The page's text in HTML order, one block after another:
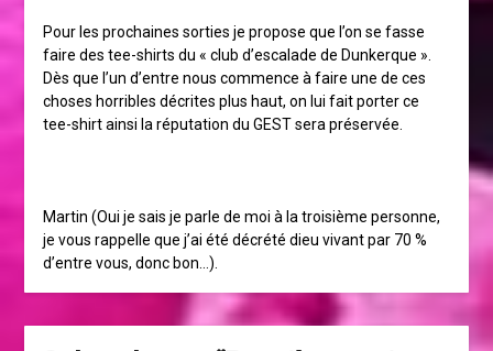
Pour les prochaines sorties je propose que l’on se fasse
faire des tee-shirts du « club d’escalade de Dunkerque ».
Dès que l’un d’entre nous commence à faire une de ces
choses horribles décrites plus haut, on lui fait porter ce
tee-shirt ainsi la réputation du GEST sera préservée.
Martin (Oui je sais je parle de moi à la troisième personne,
je vous rappelle que j’ai été décrété dieu vivant par 70 %
d’entre vous, donc bon…).